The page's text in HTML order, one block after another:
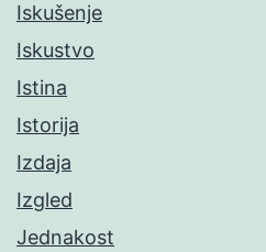
Iskušenje
Iskustvo
Istina
Istorija
Izdaja
Izgled
Jednakost